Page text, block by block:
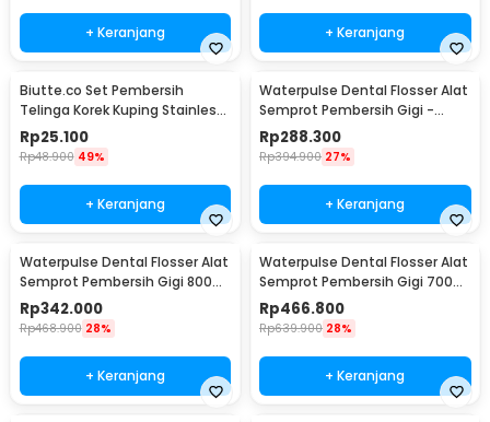
+ Keranjang + Keranjang
Biutte.co Set Pembersih
Telinga Korek Kuping Stainless
Steel 6 PCS - BA35
Rp25.100
Rp48.900 49%
+ Keranjang
Waterpulse Dental Flosser Alat
Semprot Pembersih Gigi -
V400Plus
Rp288.300
Rp394.900 27%
+ Keranjang
Waterpulse Dental Flosser Alat
Semprot Pembersih Gigi 800ml
- V300
Rp342.000
Rp468.900 28%
+ Keranjang
Waterpulse Dental Flosser Alat
Semprot Pembersih Gigi 700ml
- V660
Rp466.800
Rp639.900 28%
+ Keranjang